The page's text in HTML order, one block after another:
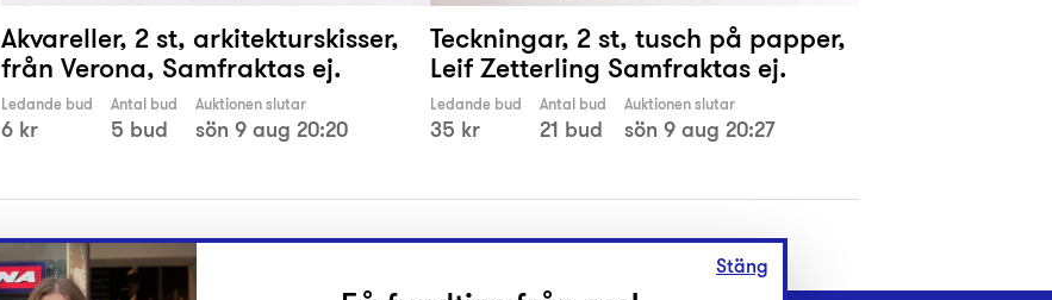
Akvareller, 2 st, arkitekturskisser,
från Verona, Samfraktas ej.
Ledande bud
6 kr
Antal bud
5 bud
Auktionen slutar
sön 9 aug 20:20
Teckningar, 2 st, tusch på papper,
Leif Zetterling Samfraktas ej.
Ledande bud
35 kr
Antal bud
21 bud
Auktionen slutar
sön 9 aug 20:27
Stäng